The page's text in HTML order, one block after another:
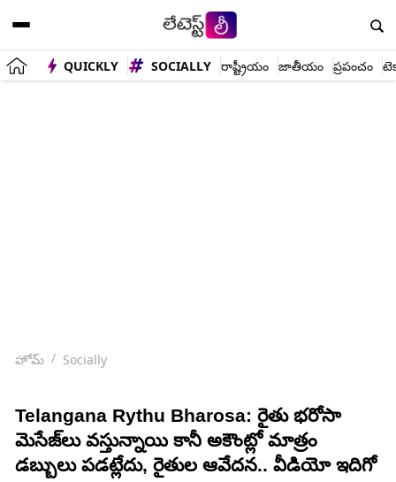
QUICKLY SOCIALLY రాష్ట్రీయం జాతీయం ప్రపంచం
హోమ్ Socially
Telangana Rythu Bharosa: రైతు భరోసా
మెసేజ్‌లు వస్తున్నాయి కానీ అకౌంట్లో మాత్రం
డబ్బులు పడట్లేదు, రైతుల ఆవేదన.. వీడియో ఇదిగో